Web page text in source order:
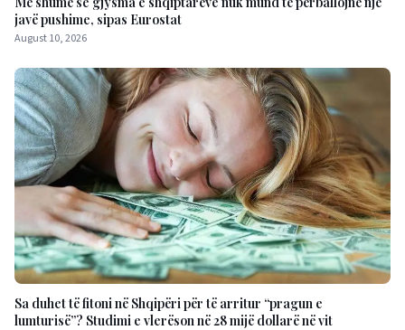
javë pushime, sipas Eurostat
August 10, 2026
Sa duhet të fitoni në Shqipëri për të arritur “pragun e
lumturisë”? Studimi e vlerëson në 28 mijë dollarë në vit